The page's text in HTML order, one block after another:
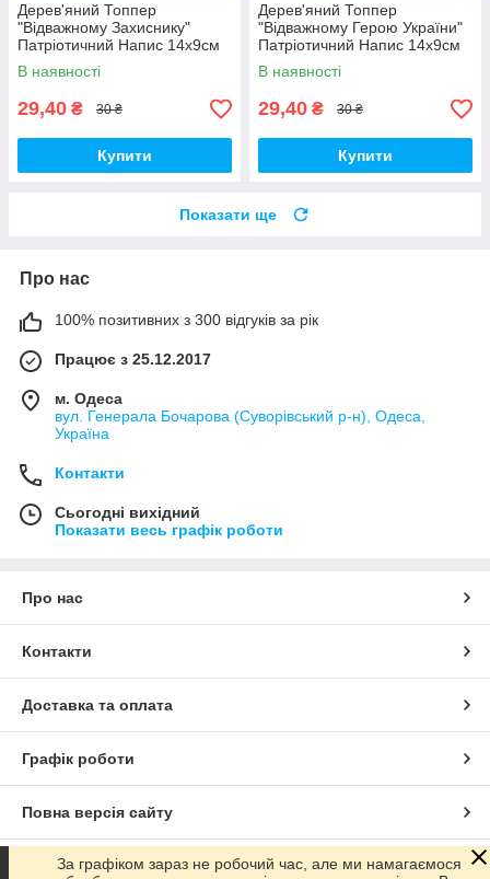
Дерев'яний Топпер
"Відважному Захиснику"
Патріотичний Напис 14х9см
Білий Топер для Торта, у
Букет Квіти Фігурка Герою
України
В наявності
29,40 ₴ 30 ₴
Купити
Дерев'яний Топпер
"Відважному Герою України"
Патріотичний Напис 14х9см
Білий Топер для Торта, у
Букет Квіти Фігурка Захиснику
В наявності
29,40 ₴ 30 ₴
Купити
Показати ще
Про нас
100% позитивних з 300 відгуків за рік
Працює з 25.12.2017
м. Одеса
вул. Генерала Бочарова (Суворівський р-н), Одеса,
Україна
Контакти
Сьогодні вихідний
Показати весь графік роботи
Про нас
Контакти
Доставка та оплата
Графік роботи
Повна версія сайту
Сайт створено на маркетплейсіProm.ua
За графіком зараз не робочий час, але ми намагаємося